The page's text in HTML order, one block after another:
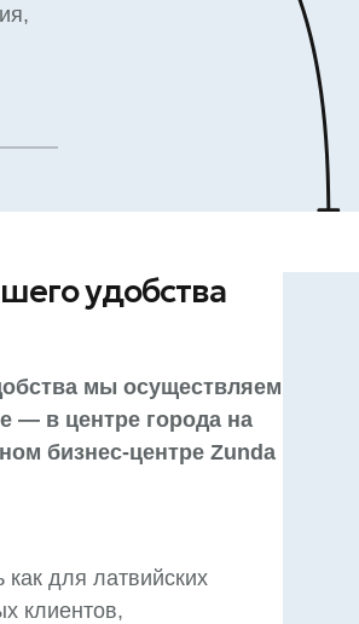
удобства
мы осуществляем
— в центре города на
бизнес-центре Zunda
для латвийских
клиентов,